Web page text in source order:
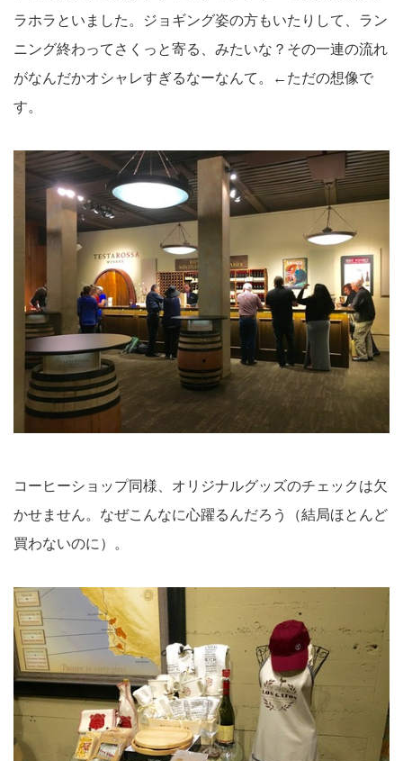
ラホラといました。ジョギング姿の方もいたりして、ラン
ニング終わってさくっと寄る、みたいな？その一連の流れ
がなんだかオシャレすぎるなーなんて。←ただの想像で
す。
コーヒーショップ同様、オリジナルグッズのチェックは欠
かせません。なぜこんなに心躍るんだろう（結局ほとんど
買わないのに）。